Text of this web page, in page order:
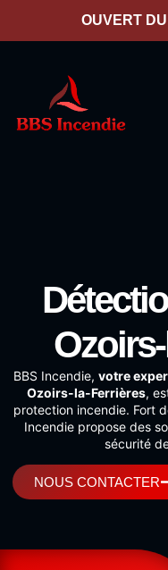
OUVERT
BBS Incendie, votre
Ozoirs-la-Ferrières,
protection incendie. Fort
Incendie propose des
sécurité
NOUS CONTACTER